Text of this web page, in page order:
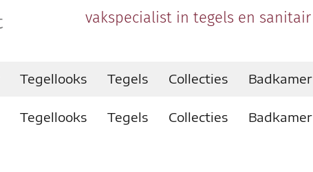
vakspecialist in tegels en sanitair
Tegellooks Tegels Collecties
Tegellooks Tegels Collecties